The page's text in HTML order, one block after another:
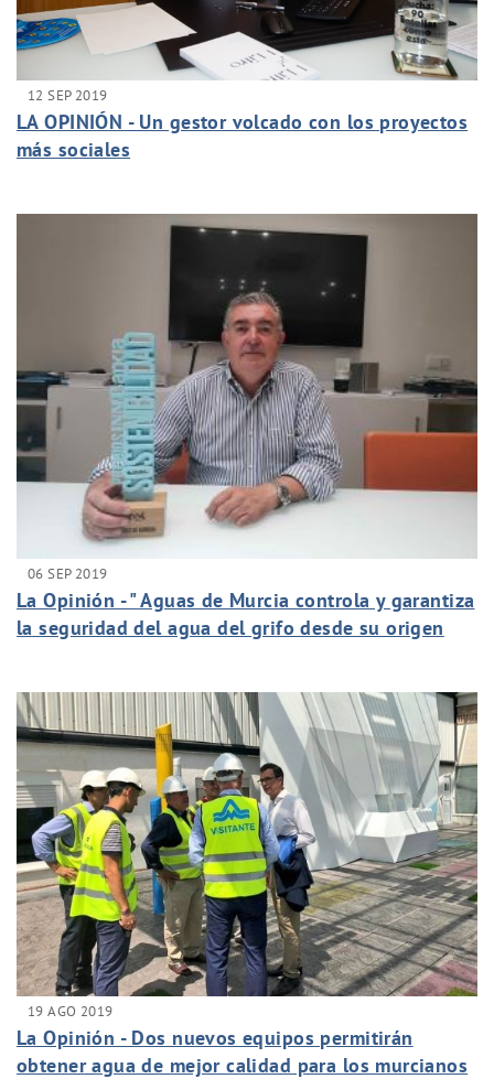
12 SEP 2019
LA OPINIÓN - Un gestor volcado con los proyectos
más sociales
06 SEP 2019
La Opinión - " Aguas de Murcia controla y garantiza
la seguridad del agua del grifo desde su origen
19 AGO 2019
La Opinión - Dos nuevos equipos permitirán
obtener agua de mejor calidad para los murcianos